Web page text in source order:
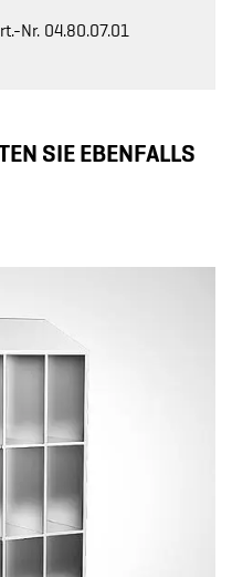
Nr. 04.80.07.01
SIE EBENFALLS